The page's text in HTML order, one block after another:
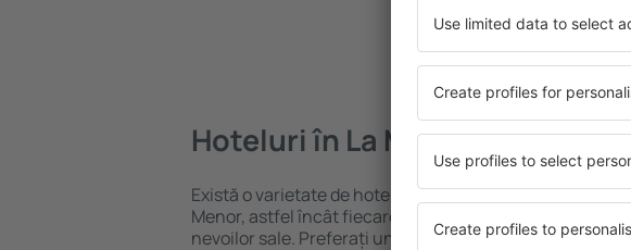
Vedeți mai
Hoteluri în La Manga del Mar
Există o varietate de hoteluri disponibile în La Manga
Menor, astfel încât fiecare turist poate găsi cazare
nevoilor sale. Preferați un hotel All-Inclusive cu